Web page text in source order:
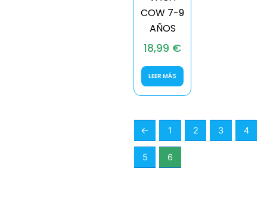
COW 7-9
AÑOS
18,99 €
LEER MÁS
← 1 2 3 4
5 6